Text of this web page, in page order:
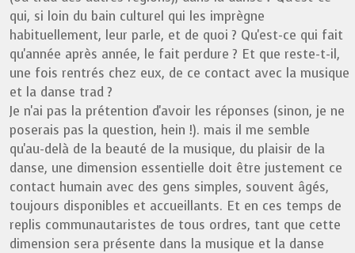
qui, si loin du bain culturel qui les imprègne
habituellement, leur parle, et de quoi ? Qu'est-ce qui fait
qu'année après année, le fait perdure ? Et que reste-t-il,
une fois rentrés chez eux, de ce contact avec la musique
et la danse trad ?
Je n'ai pas la prétention d'avoir les réponses (sinon, je ne
poserais pas la question, hein !). mais il me semble
qu'au-delà de la beauté de la musique, du plaisir de la
danse, une dimension essentielle doit être justement ce
contact humain avec des gens simples, souvent âgés,
toujours disponibles et accueillants. Et en ces temps de
replis communautaristes de tous ordres, tant que cette
dimension sera présente dans la musique et la danse